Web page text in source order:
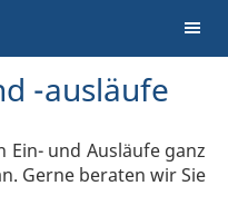
-ausläufe
Ein- und Ausläufe ganz
Gerne beraten wir Sie